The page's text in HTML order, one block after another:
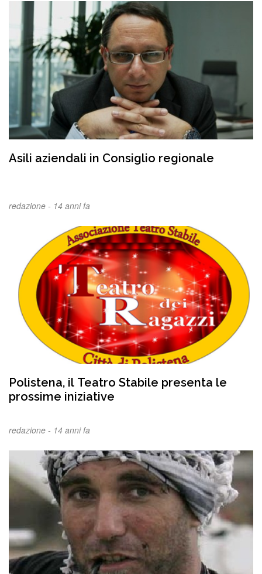
Asili aziendali in Consiglio regionale
redazione - 14 anni fa
Polistena, il Teatro Stabile presenta le
prossime iniziative
redazione - 14 anni fa